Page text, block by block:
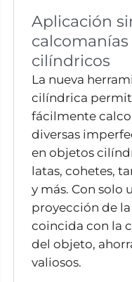
Aplicación
cilíndricos
La nueva
cilíndrica
fácilmente
diversas
en objetos
latas, cohetes,
y más. Con solo
proyección de
coincida con la
del objeto,
valiosos.